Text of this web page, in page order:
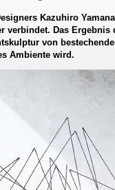
Kazuhiro
verbindet. Das Ergebnis
von
Ambiente wird.